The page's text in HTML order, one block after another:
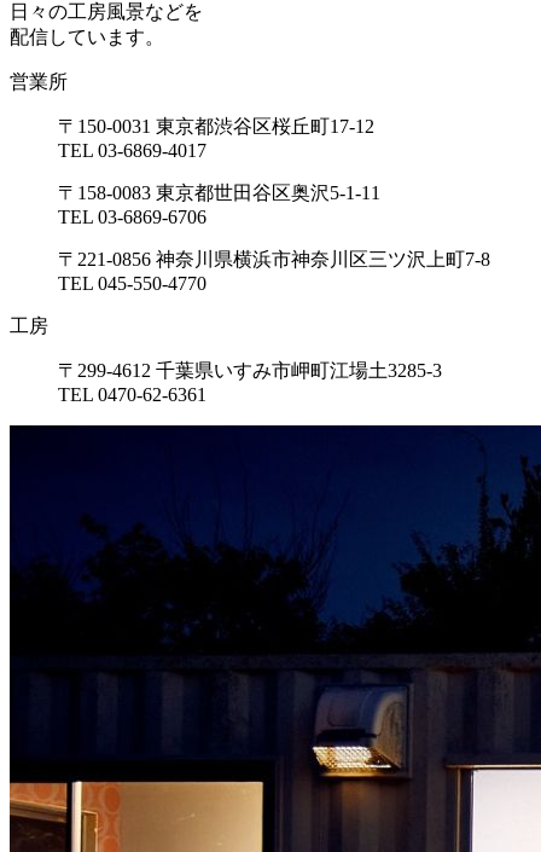
日々の工房風景などを
配信しています。
営業所
〒150-0031 東京都渋谷区桜丘町17-12
TEL 03-6869-4017
〒158-0083 東京都世田谷区奥沢5-1-11
TEL 03-6869-6706
〒221-0856 神奈川県横浜市神奈川区三ツ沢上町7-8
TEL 045-550-4770
工房
〒299-4612 千葉県いすみ市岬町江場土3285-3
TEL 0470-62-6361